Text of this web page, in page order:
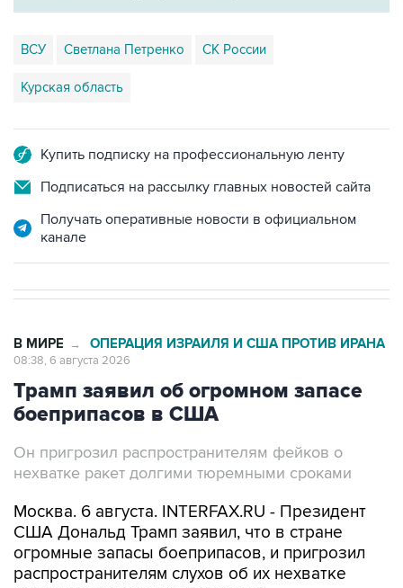
ВСУ Светлана Петренко СК России
Курская область
Купить подписку на профессиональную ленту
Подписаться на рассылку главных новостей сайта
Получать оперативные новости в официальном
канале
В МИРЕ → ОПЕРАЦИЯ ИЗРАИЛЯ И США ПРОТИВ ИРАНА
08:38, 6 августа 2026
Трамп заявил об огромном запасе
боеприпасов в США
Он пригрозил распространителям фейков о
нехватке ракет долгими тюремными сроками
Москва. 6 августа. INTERFAX.RU - Президент
США Дональд Трамп заявил, что в стране
огромные запасы боеприпасов, и пригрозил
распространителям слухов об их нехватке